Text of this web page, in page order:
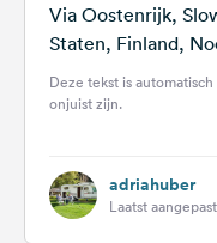
Via Oostenrijk,
Staten, Finland,
naar het
hebben we...
Deze tekst is
onjuist zijn.
adriahuber
Laatst